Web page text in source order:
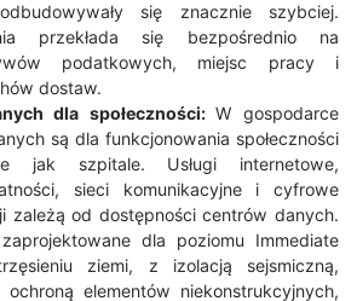
się znacznie szybciej.
przekłada się bezpośrednio na
podatkowych, miejsc pracy i
dostaw.
dla społeczności:W gospodarce
są dla funkcjonowania społeczności
jak szpitale. Usługi internetowe,
sieci komunikacyjne i cyfrowe
zależą od dostępności centrów danych.
dla poziomu Immediate
ziemi, z izolacją sejsmiczną,
elementów niekonstrukcyjnych,